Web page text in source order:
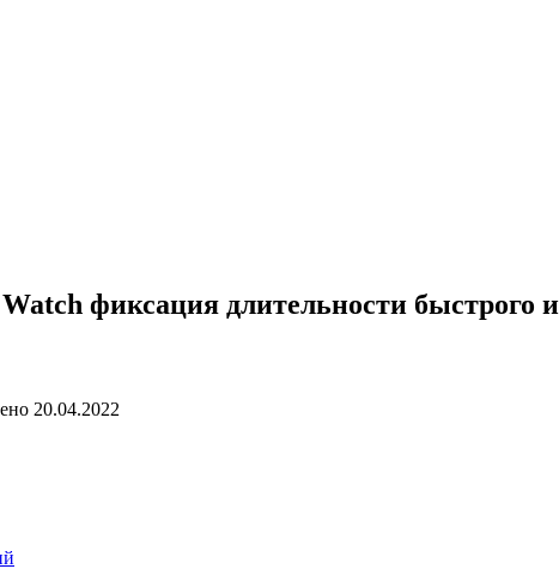
фиксация длительности быстрого
20.04.2022